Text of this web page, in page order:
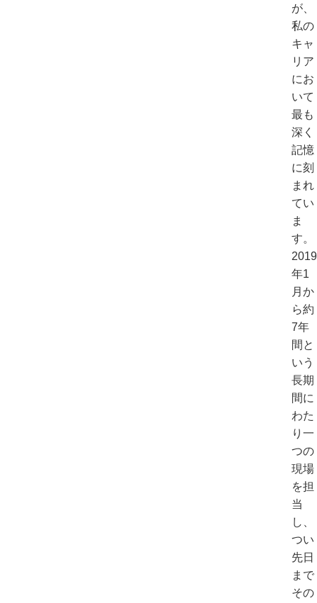
が、
私の
キャ
リア
にお
いて
最も
深く
記憶
に刻
まれ
てい
ま
す。
2019
年1
月か
ら約
7年
間と
いう
長期
間に
わた
り一
つの
現場
を担
当
し、
つい
先日
まで
その